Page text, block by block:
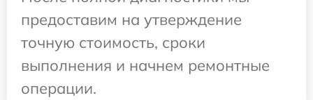
предоставим на утверждение
точную стоимость, сроки
выполнения и начнем ремонтные
операции.